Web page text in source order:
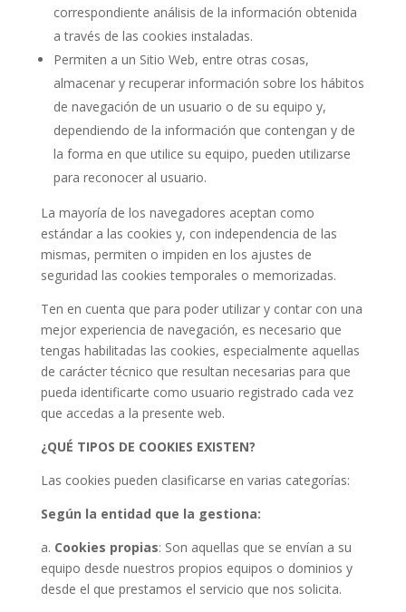
correspondiente análisis de la información obtenida
a través de las cookies instaladas.
Permiten a un Sitio Web, entre otras cosas,
almacenar y recuperar información sobre los hábitos
de navegación de un usuario o de su equipo y,
dependiendo de la información que contengan y de
la forma en que utilice su equipo, pueden utilizarse
para reconocer al usuario.
La mayoría de los navegadores aceptan como
estándar a las cookies y, con independencia de las
mismas, permiten o impiden en los ajustes de
seguridad las cookies temporales o memorizadas.
Ten en cuenta que para poder utilizar y contar con una
mejor experiencia de navegación, es necesario que
tengas habilitadas las cookies, especialmente aquellas
de carácter técnico que resultan necesarias para que
pueda identificarte como usuario registrado cada vez
que accedas a la presente web.
¿QUÉ TIPOS DE COOKIES EXISTEN?
Las cookies pueden clasificarse en varias categorías:
Según la entidad que la gestiona:
a. Cookies propias: Son aquellas que se envían a su
equipo desde nuestros propios equipos o dominios y
desde el que prestamos el servicio que nos solicita.